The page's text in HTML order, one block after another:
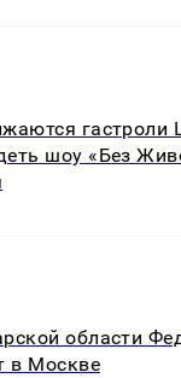
гастроли
шоу «Без
области
в Москве